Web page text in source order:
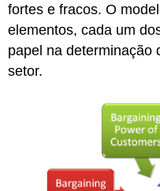
fortes e fracos. O
elementos, cada um
papel na determinação
setor.